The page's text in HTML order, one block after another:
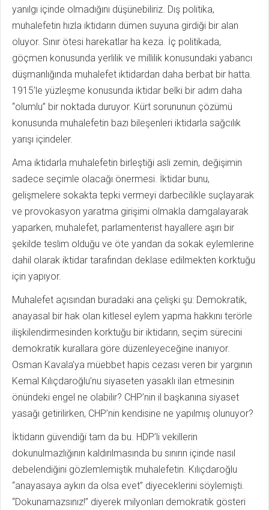
yanılgı içinde olmadığını düşünebiliriz. Dış politika,
muhalefetin hızla iktidarın dümen suyuna girdiği bir alan
oluyor. Sınır ötesi harekatlar ha keza. İç politikada,
göçmen konusunda yerlilik ve millilik konusundaki yabancı
düşmanlığında muhalefet iktidardan daha berbat bir hatta.
1915’le yüzleşme konusunda iktidar belki bir adım daha
“olumlu” bir noktada duruyor. Kürt sorununun çözümü
konusunda muhalefetin bazı bileşenleri iktidarla sağcılık
yarışı içindeler.
Ama iktidarla muhalefetin birleştiği asli zemin, değişimin
sadece seçimle olacağı önermesi. İktidar bunu,
gelişmelere sokakta tepki vermeyi darbecilikle suçlayarak
ve provokasyon yaratma girişimi olmakla damgalayarak
yaparken, muhalefet, parlamenterist hayallere aşırı bir
şekilde teslim olduğu ve öte yandan da sokak eylemlerine
dahil olarak iktidar tarafından deklase edilmekten korktuğu
için yapıyor.
Muhalefet açısından buradaki ana çelişki şu: Demokratik,
anayasal bir hak olan kitlesel eylem yapma hakkını terörle
ilişkilendirmesinden korktuğu bir iktidarın, seçim sürecini
demokratik kurallara göre düzenleyeceğine inanıyor.
Osman Kavala’ya müebbet hapis cezası veren bir yargının
Kemal Kılıçdaroğlu’nu siyaseten yasaklı ilan etmesinin
önündeki engel ne olabilir? CHP’nin il başkanına siyaset
yasağı getirilirken, CHP’nin kendisine ne yapılmış olunuyor?
İktidarın güvendiği tam da bu. HDP’li vekillerin
dokunulmazlığının kaldırılmasında bu sınırın içinde nasıl
debelendiğini gözlemlemiştik muhalefetin. Kılıçdaroğlu
“anayasaya aykırı da olsa evet” diyeceklerini söylemişti.
“Dokunamazsınız!” diyerek milyonları demokratik gösteri